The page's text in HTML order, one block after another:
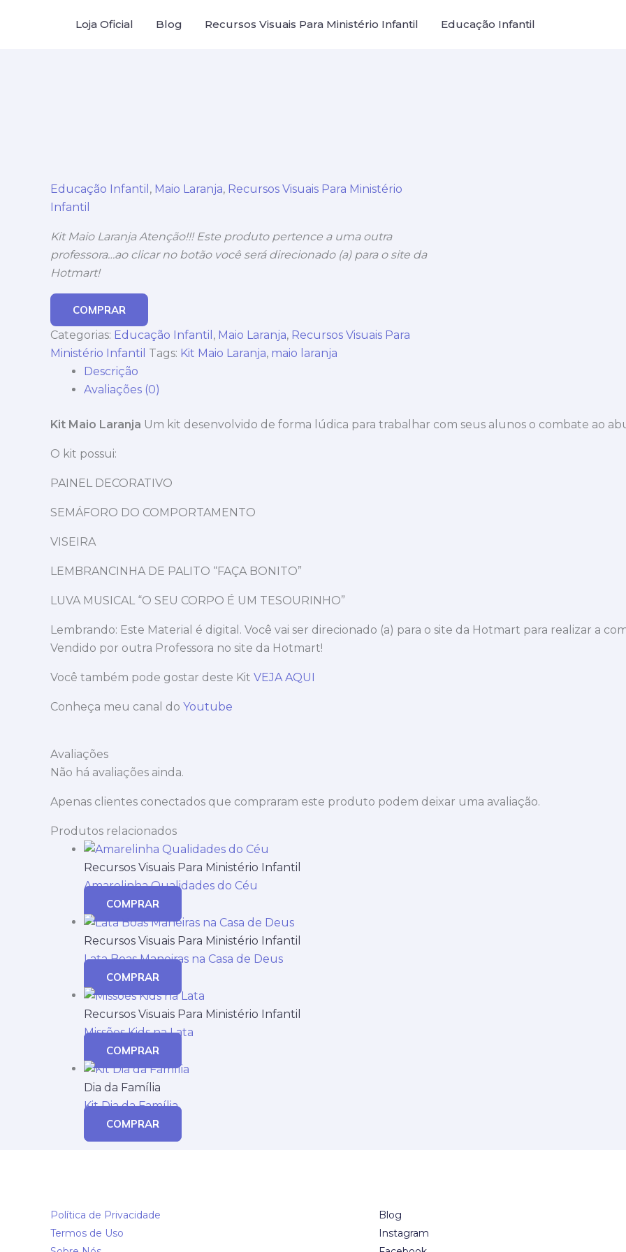
Loja Oficial Blog Recursos Visuais Para Ministério Infantil Educação Infantil
Educação Infantil , Maio Laranja, Recursos Visuais Para Ministério
Infantil
Kit Maio Laranja Atenção!!! Este produto pertence a uma outra
professora…ao clicar no botão você será direcionado (a) para o site da
Hotmart!
COMPRAR
Categorias: Educação Infantil , Maio Laranja, Recursos Visuais Para
Ministério Infantil Tags: Kit Maio Laranja, maio laranja
Descrição
Avaliações (0)
Kit Maio Laranja Um kit desenvolvido de forma lúdica para trabalhar com seus alunos o combate ao
O kit possui:
PAINEL DECORATIVO
SEMÁFORO DO COMPORTAMENTO
VISEIRA
LEMBRANCINHA DE PALITO “FAÇA BONITO”
LUVA MUSICAL “O SEU CORPO É UM TESOURINHO”
Lembrando: Este Material é digital. Você vai ser direcionado (a) para o site da Hotmart para realizar a
Vendido por outra Professora no site da Hotmart!
Você também pode gostar deste Kit VEJA AQUI
Conheça meu canal do Youtube
Avaliações
Não há avaliações ainda.
Apenas clientes conectados que compraram este produto podem deixar uma avaliação.
Produtos relacionados
Recursos Visuais Para Ministério Infantil
Amarelinha Qualidades do Céu
COMPRAR
Recursos Visuais Para Ministério Infantil
Lata Boas Maneiras na Casa de Deus
COMPRAR
Recursos Visuais Para Ministério Infantil
Missões Kids na Lata
COMPRAR
Dia da Família
Kit Dia da Família
COMPRAR
Política de Privacidade
Termos de Uso
Blog
Instagram